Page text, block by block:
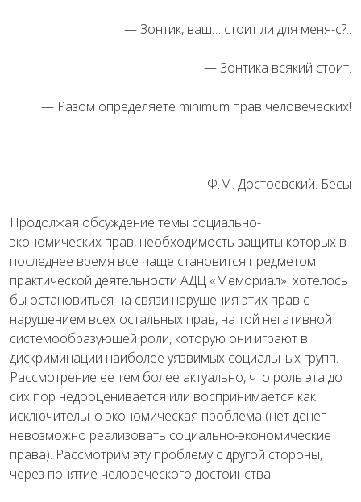
— Зонтик, ваш… стоит ли для меня-с?..
— Зонтика всякий стоит.
— Разом определяете minimum прав человеческих!
Ф.М. Достоевский. Бесы
Продолжая обсуждение темы социально-
экономических прав, необходимость защиты которых в
последнее время все чаще становится предметом
практической деятельности АДЦ «Мемориал», хотелось
бы остановиться на связи нарушения этих прав с
нарушением всех остальных прав, на той негативной
системообразующей роли, которую они играют в
дискриминации наиболее уязвимых социальных групп.
Рассмотрение ее тем более актуально, что роль эта до
сих пор недооценивается или воспринимается как
исключительно экономическая проблема (нет денег —
невозможно реализовать социально-экономические
права). Рассмотрим эту проблему с другой стороны,
через понятие человеческого достоинства.